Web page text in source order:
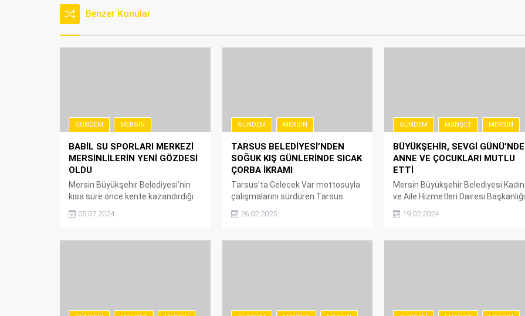
Benzer Konular
GÜNDEM MERSIN
BABİL SU SPORLARI MERKEZİ
MERSİNLİLERİN YENİ GÖZDESİ
OLDU
Mersin Büyükşehir Belediyesi’nin
kısa süre önce kente kazandırdığı
Mersinliler çok sevdi. Her yaştan
branşlarıyla tanıştıran Büyükşehir,
Merkezi’nden şahsen başvuru
05.07.2024
GÜNDEM MERSIN
TARSUS BELEDİYESİ’NDEN
SOĞUK KIŞ GÜNLERİNDE SICAK
ÇORBA İKRAMI
Tarsus’ta Gelecek Var mottosuyla
çalışmalarını sürdüren Tarsus
vatandaşlara sıcak çorba ikram
belediyecilik anlayışını bir kez daha
saatlerinde kurulan ikram
26.02.2025
GÜNDEM MANŞET MERSIN
BÜYÜKŞEHİR, SEVGİ GÜNÜ’NDE
ANNE VE ÇOCUKLARI MUTLU
ETTİ
Mersin Büyükşehir Belediyesi Kadın
ve Aile Hizmetleri Dairesi Başkanlığı
Tarsus İlçesi’nde yer alan Begonvil
Yaşar Bayboğan Kadın ve Çocuk
Öğretmenleriyle birlikte bu...
19.02.2024